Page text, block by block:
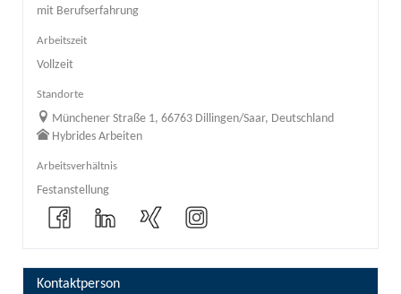
mit Berufserfahrung
Arbeitszeit
Vollzeit
Standorte
Münchener Straße 1, 66763 Dillingen/Saar, Deutschland
Hybrides Arbeiten
Arbeitsverhältnis
Festanstellung
Kontaktperson